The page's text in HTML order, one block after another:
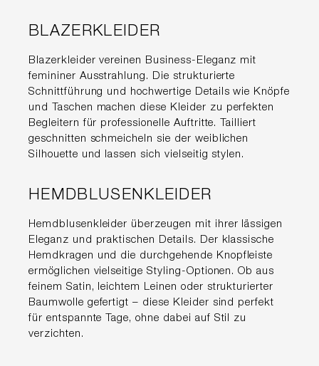
BLAZERKLEIDER
Blazerkleider vereinen Business-Eleganz mit
femininer Ausstrahlung. Die strukturierte
Schnittführung und hochwertige Details wie Knöpfe
und Taschen machen diese Kleider zu perfekten
Begleitern für professionelle Auftritte. Tailliert
geschnitten schmeicheln sie der weiblichen
Silhouette und lassen sich vielseitig stylen.
HEMDBLUSENKLEIDER
Hemdblusenkleider überzeugen mit ihrer lässigen
Eleganz und praktischen Details. Der klassische
Hemdkragen und die durchgehende Knopfleiste
ermöglichen vielseitige Styling-Optionen. Ob aus
feinem Satin, leichtem Leinen oder strukturierter
Baumwolle gefertigt – diese Kleider sind perfekt
für entspannte Tage, ohne dabei auf Stil zu
verzichten.